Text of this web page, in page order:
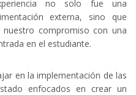
no solo fue una
externa, sino que
compromiso con una
en el estudiante.
en la implementación de las
enfocados en crear un